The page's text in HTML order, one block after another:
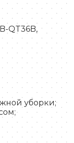
QT36B,
уборки;